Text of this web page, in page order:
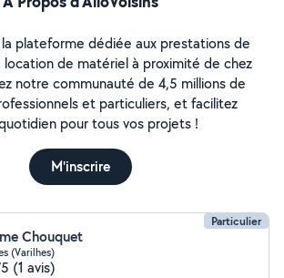
la plateforme dédiée aux prestations de
location de matériel à proximité de chez
notre communauté de 4,5 millions de
et particuliers, et facilitez
pour tous vos projets !
M'inscrire
Particulier
Chouquet
(Varilhes)
(1 avis)